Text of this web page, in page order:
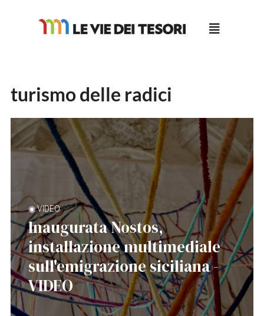
turismo delle radici
◉ VIDEO
Inaugurata Nostos,
installazione multimediale
sull'emigrazione siciliana -
VIDEO